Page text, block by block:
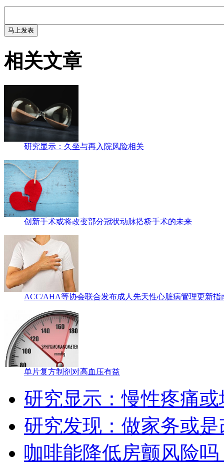
相关文章
研究显示：久坐与再入院风险相关
创新手术或将改变部分冠状动脉搭桥手术的未来
ACC/AHA等协会联合发布成人先天性心脏病管理更新指
单片复方制剂对高血压有益
研究显示：慢性疼痛
研究发现：做家务或
咖啡能降低房颤风险吗